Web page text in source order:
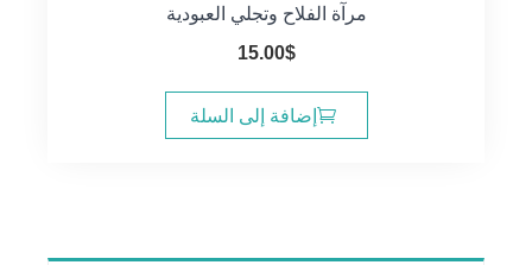
مرآة الفلاح وتجلي العبودية
15.00$
إضافة إلى السلة